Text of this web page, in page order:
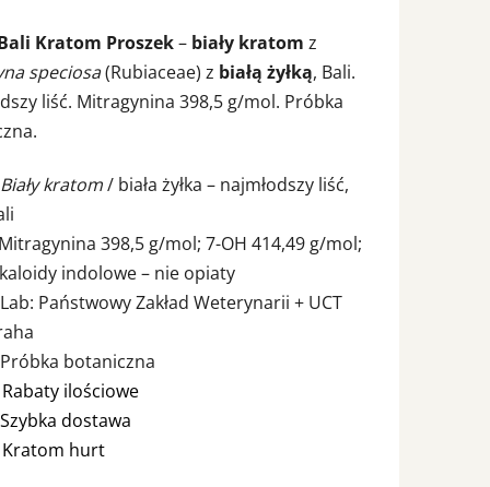
Kratom Proszek– biały kratom z
speciosa(Rubiaceae) z białą żyłką, Bali.
liść. Mitragynina 398,5 g/mol. Próbka
Biały kratom/ biała żyłka – najmłodszy liść,
398,5 g/mol; 7-OH 414,49 g/mol;
indolowe – nie opiaty
Państwowy Zakład Weterynarii + UCT
Próbka botaniczna
Rabaty ilościowe
Szybka dostawa
Kratom hurt